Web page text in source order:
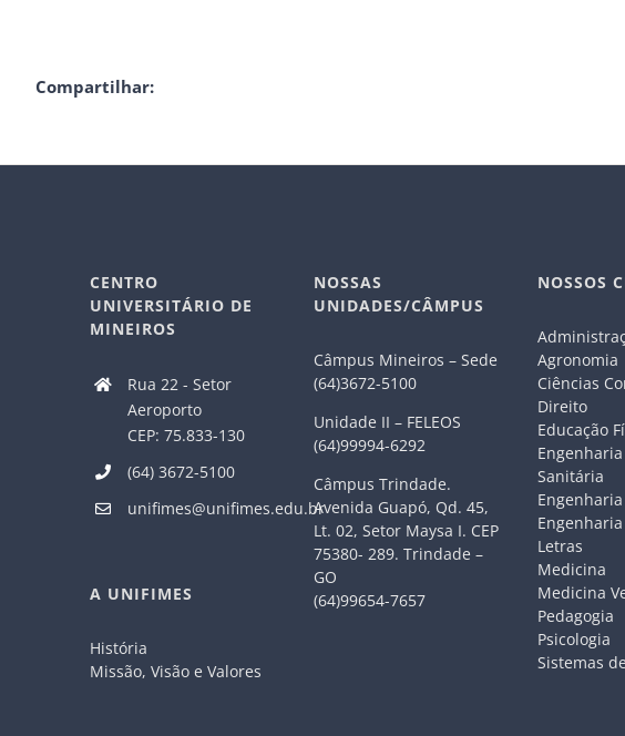
Compartilhar:
CENTRO
UNIVERSITÁRIO DE
MINEIROS
Rua 22 - Setor
Aeroporto
CEP: 75.833-130
(64) 3672-5100
unifimes@unifimes.edu.br
A UNIFIMES
História
Missão, Visão e Valores
NOSSAS
UNIDADES/CÂMPUS
Câmpus Mineiros – Sede
(64)3672-5100
Unidade II – FELEOS
(64)99994-6292
Câmpus Trindade.
Avenida Guapó, Qd. 45,
Lt. 02, Setor Maysa I. CEP
75380- 289. Trindade –
GO
(64)99654-7657
NOSSOS
Agronomia
Ciências
Direito
Educação
Sanitária
Letras
Medicina
Medicina
Pedagogia
Psicologia
Sistemas